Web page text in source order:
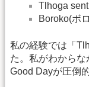
Tlhoga
Boroko(ボ
私の経験では「
た。私がわから
Good Dayが圧倒